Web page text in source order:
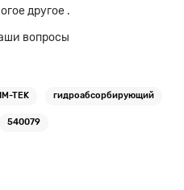
другое .
вопросы
TEK гидроабсорбирующий
540079